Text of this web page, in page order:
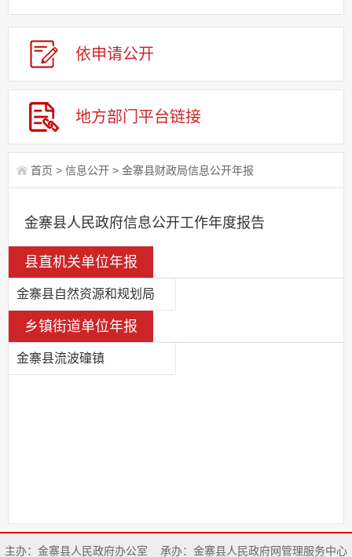
依申请公开
地方部门 平台链接
首页 > 信息公开 > 金寨县财政局信息公开年报
金寨县人民政府信息公开工作年度报告
县直机关单位年报
金寨县自然资源和规划局
乡镇街道单位年报
金寨县流波䃥镇
主办：金寨县人民政府办公室 承办：金寨县人民政府网管理服务中心